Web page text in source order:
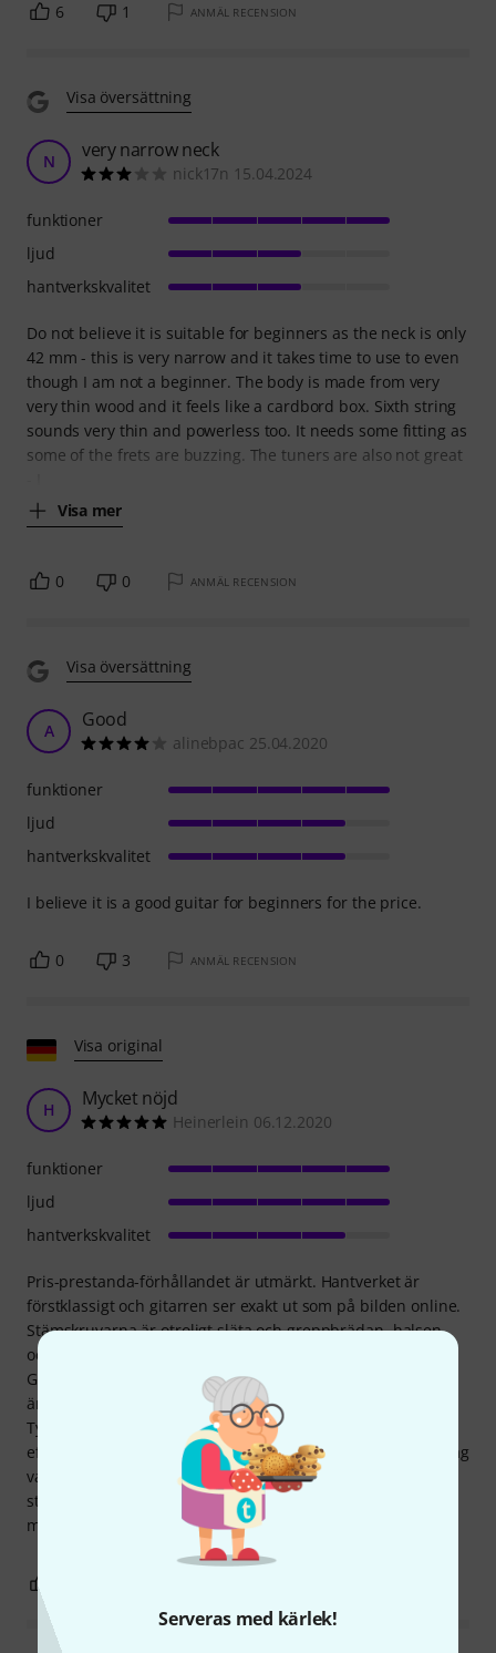
Serveras med kärlek!
6 1 ANMÄL RECENSION
Visa översättning
N very narrow neck
nick17n 15.04.2024
Do not believe it is suitable for beginners as the neck is only
42 mm - this is very narrow and it takes time to use to even
though I am not a beginner. The body is made from very
very thin wood and it feels like a cardbord box. Sixth string
sounds very thin and powerless too. It needs some fitting as
some of the frets are buzzing. The tuners are also not great
Visa mer
funktioner
ljud
hantverkskvalitet
0 0 ANMÄL RECENSION
Visa översättning
A Good
alinebpac 25.04.2020
I believe it is a good guitar for beginners for the price.
funktioner
ljud
hantverkskvalitet
0 3 ANMÄL RECENSION
Visa original
H Mycket nöjd
Heinerlein 06.12.2020
Pris-prestanda-förhållandet är utmärkt. Hantverket är
förstklassigt och gitarren ser exakt ut som på bilden online.
Stämskruvarna är otroligt släta och greppbrädan, halsen
och strängarna är perfekt behandlade utan vassa kanter.
Gitarren levererades till och med färdigstämd. Mekaniken
är perfekt och det finns absolut inget surrande på banden.
Tyvärr var jag tvungen att ta bort strängarna omedelbart
eftersom det fanns en hel del träspån inuti kroppen som jag
var tvungen att dammsuga ut. Den inbyggda pickupen och
stämapparaten fungerar felfritt och ett 9V-batteri
medföljde. Jag rekommenderar den starkt.
funktioner
ljud
hantverkskvalitet